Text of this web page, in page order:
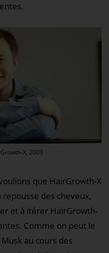
X, 2003
que HairGrowth-X
des cheveux,
et à itérer HairGrowth-
Comme on peut le
au cours des